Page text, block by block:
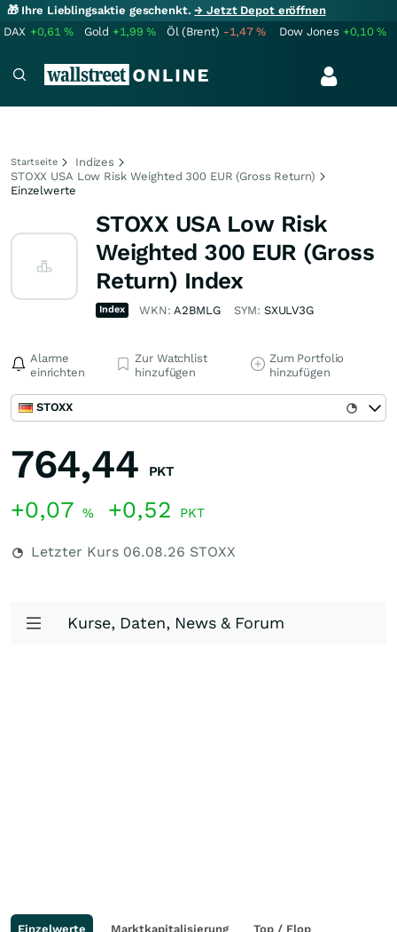
🎁 Ihre Lieblingsaktie geschenkt.→ Jetzt Depot eröffnen
DAX +0,61% Gold +1,99% Öl (Brent) -1,47% Dow Jones +0,10%
Startseite
Indizes
STOXX USA Low Risk Weighted 300 EUR (Gross Return)
Einzelwerte
STOXX USA Low Risk
Weighted 300 EUR (Gross
Return) Index
Index WKN:A2BMLG SYM: SXULV3G
Alarme
einrichten
Zur Watchlist
hinzufügen
Zum Portfolio
hinzufügen
STOXX
764,44 PKT
+0,07 % +0,52 PKT
Letzter Kurs 06.08.26 STOXX
Kurse, Daten, News & Forum
Einzelwerte Marktkapitalisierung Top / Flop